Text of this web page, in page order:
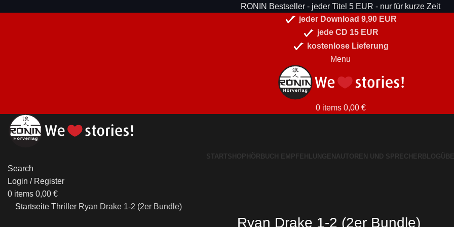
RONIN Bestseller - jeder Titel 5 EUR - nur für kurze Zeit
jeder Download 9,90 EUR
jede CD 15 EUR
kostenlose Lieferung
Menu
0 items 0,00 €
STARTSHOPHÖRBUCH EMPFEHLUNGENAUTOREN UND SPRECHERBLOG
Search
Login / Register
0 items 0,00 €
Startseite Thriller Ryan Drake 1-2 (2er Bundle)
Ryan Drake 1-2 (2er Bundle)